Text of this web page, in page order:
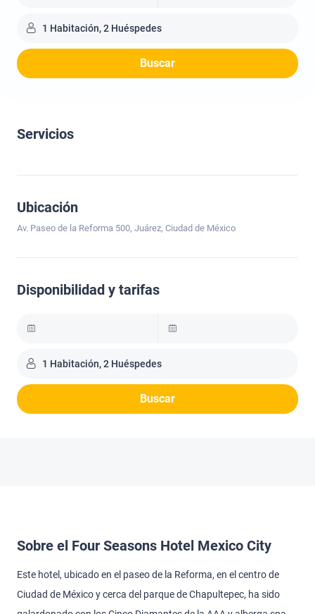
1 Habitación, 2 Huéspedes
Buscar
Servicios
Ubicación
Av. Paseo de la Reforma 500, Juárez, Ciudad de México
Disponibilidad y tarifas
1 Habitación, 2 Huéspedes
Buscar
Sobre el Four Seasons Hotel Mexico City
Este hotel, ubicado en el paseo de la Reforma, en el centro de
Ciudad de México y cerca del parque de Chapultepec, ha sido